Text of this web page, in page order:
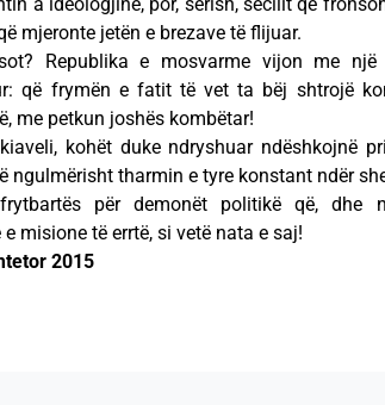
mjeronte jetën e brezave të flijuar.
Republika e mosvarme vijon me një
që frymën e fatit të vet ta bëj shtrojë
me petkun joshës kombëtar!
kohët duke ndryshuar ndëshkojnë
ngulmërisht tharmin e tyre konstant ndër
për demonët politikë që, dhe
misione të errtë, si vetë nata e saj!
2015